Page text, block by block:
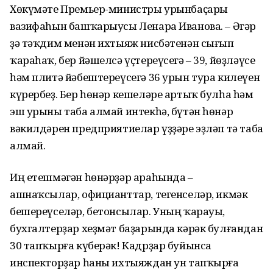
Хөкүмәте Премьер-министры урынбаҫары
вазифаһын башҡарыусы Ленара Иванова. – Әгәр
ҙә тәҡдим менән ихтыяж нисбәтенән сығып
ҡараһаҡ, бер йәшелсә үҫтереүсегә – 39, йөҙләүсе
һәм плитә йәбештереүсегә 36 урын тура килеүен
күрербеҙ. Бер һөнәр кешеләре артыҡ булһа һәм
эш урыны таба алмай интекһә, бүтән һөнәр
вәкилдәрен предприятиелар үҙҙәре эҙләп тә таба
алмай.
Иң етешмәгән һөнәрҙәр араһында –
ашнаҡсылар, официанттар, тегенселәр, икмәк
бешереүселәр, бетонсылар. Уның ҡарауы,
бухгалтерҙар хеҙмәт баҙарында кәрәк булғандан
30 тапҡырға күберәк! Кадрҙар буйынса
инспекторҙар һаны ихтыяждан ун тапҡырға